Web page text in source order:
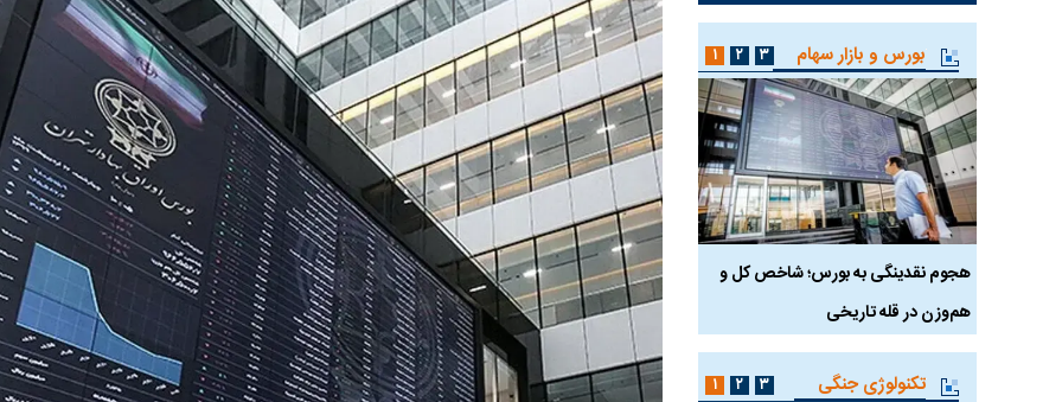
بورس و بازار سهام
هجوم نقدینگی به بورس؛ شاخص کل و
هم‌وزن در قله تاریخی
بورس تهران رکورد شکست سیگنال مثبت دیپلماسی به بورس
هجوم نقدینگی
هم‌وزن در قله
۱ ۲ ۳
تکنولوژی جنگی ۱ ۲ ۳